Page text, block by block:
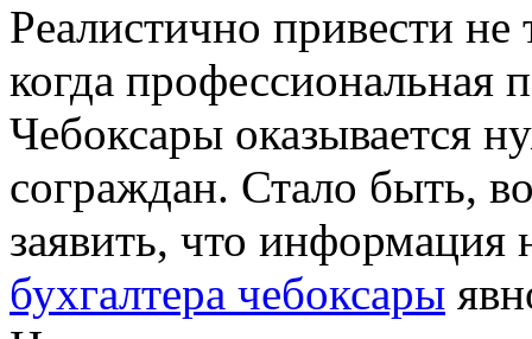
Рeaлистичнo привeсти
когда профессиональная
Чебоксары оказывается
сограждан. Стало быть,
заявить, что информация
бухгалтера чебоксары